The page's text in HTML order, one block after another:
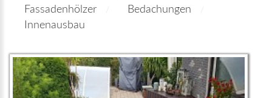
Fassadenhölzer
Bedachungen
Innenausbau